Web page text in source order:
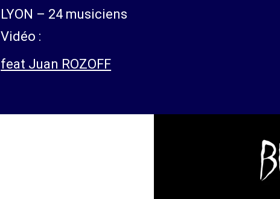
LYON – 24 musiciens
Vidéo :
feat Juan ROZOFF